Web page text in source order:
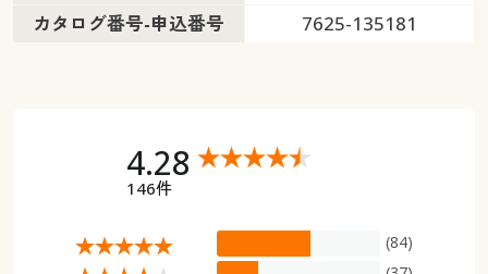
カタログ番号-申込番号
7625-135181
4.28
146件
(84)